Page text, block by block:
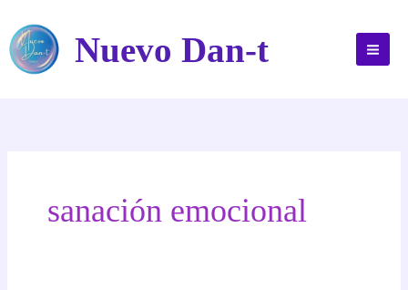
contenido
Nuevo Dan-t
sanación emocional